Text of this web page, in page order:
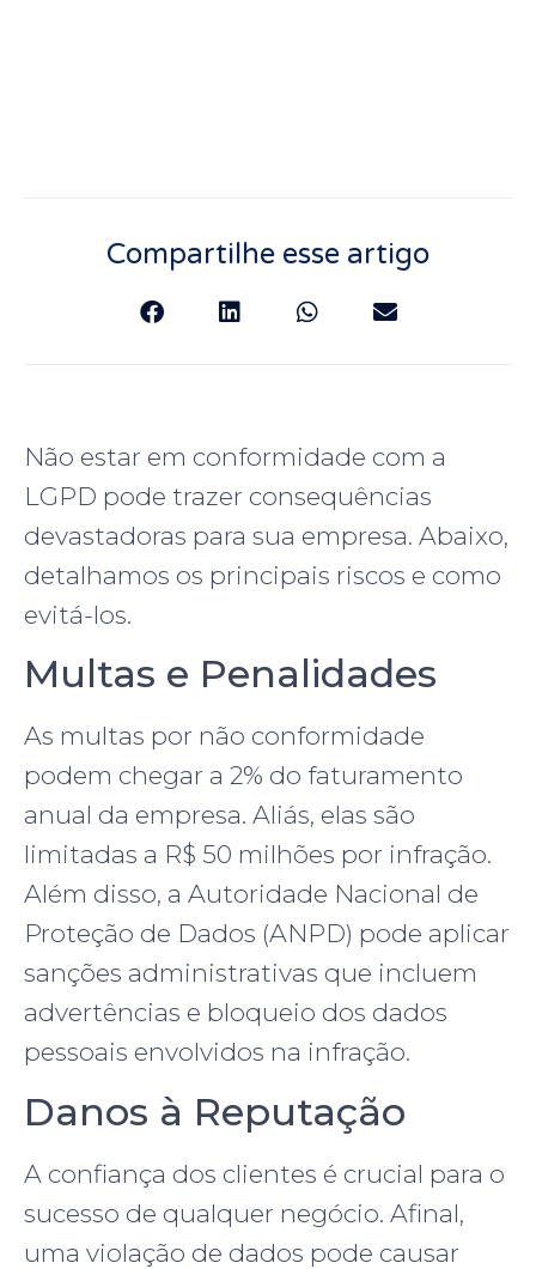
Compartilhe esse artigo
Não estar em conformidade com a
LGPD pode trazer consequências
devastadoras para sua empresa. Abaixo,
detalhamos os principais riscos e como
evitá-los.
Multas e Penalidades
As multas por não conformidade
podem chegar a 2% do faturamento
anual da empresa. Aliás, elas são
limitadas a R$ 50 milhões por infração.
Além disso, a Autoridade Nacional de
Proteção de Dados (ANPD) pode aplicar
sanções administrativas que incluem
advertências e bloqueio dos dados
pessoais envolvidos na infração.
Danos à Reputação
A confiança dos clientes é crucial para o
sucesso de qualquer negócio. Afinal,
uma violação de dados pode causar